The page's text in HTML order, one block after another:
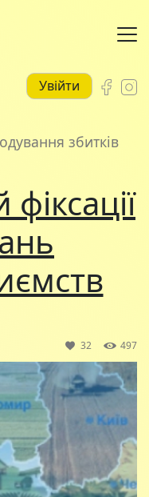
Увійти
збитків
32 497